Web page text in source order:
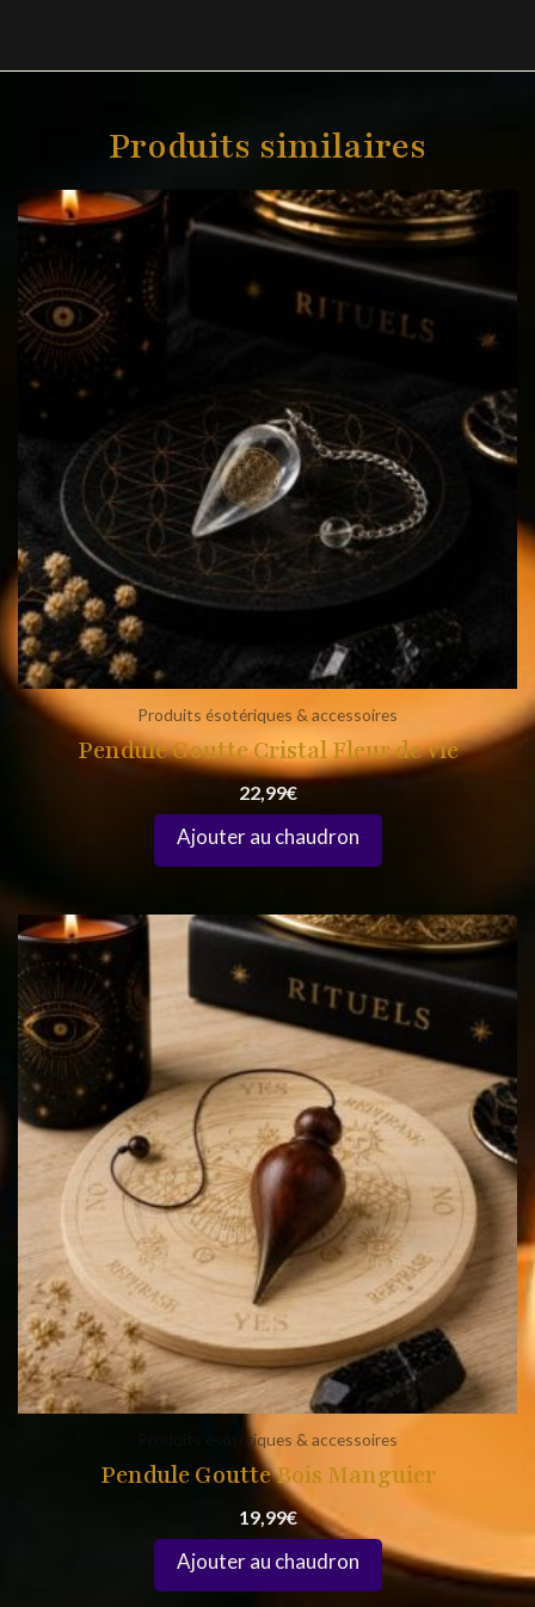
Produits similaires
Produits ésotériques & accessoires
Pendule Goutte Cristal Fleur de vie
22,99€
Produits ésotériques & accessoires
Pendule Goutte Bois Manguier
19,99€